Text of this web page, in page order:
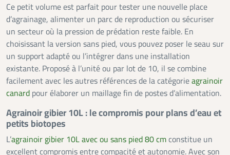
Ce petit volume est parfait pour tester une nouvelle place
d’agrainage, alimenter un parc de reproduction ou sécuriser
un secteur où la pression de prédation reste faible. En
choisissant la version sans pied, vous pouvez poser le seau sur
un support adapté ou l’intégrer dans une installation
existante. Proposé à l’unité ou par lot de 10, il se combine
facilement avec les autres références de la catégorieagrainoir
canard pour élaborer un maillage fin de postes d’alimentation.
Agrainoir gibier 10L : le compromis pour plans d’eau et
petits biotopes
L’agrainoir gibier 10L avec ou sans pied 80 cmconstitue un
excellent compromis entre compacité et autonomie. Avec son